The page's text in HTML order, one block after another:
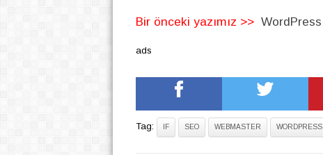
Bir önceki yazımız >>
ads
Tag: IF SEO WEBMASTER WORDPRESS